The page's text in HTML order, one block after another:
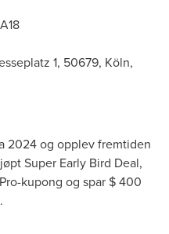
1, 50679, Köln,
2024 og opplev fremtiden
Super Early Bird Deal,
kupong og spar $ 400
.